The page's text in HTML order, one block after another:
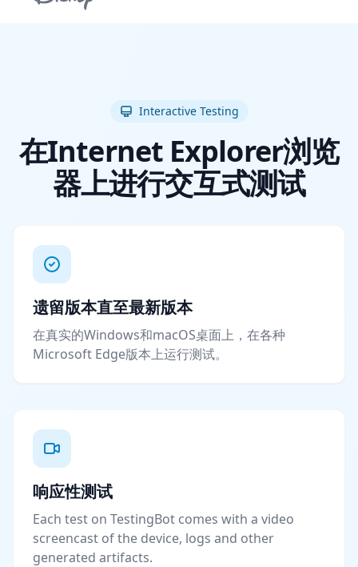
Interactive Testing
在Internet Explorer浏览
器上进行交互式测试
遗留版本直至最新版本
在真实的Windows和macOS桌面上，在各种
Microsoft Edge版本上运行测试。
响应性测试
Each test on TestingBot comes with a video
screencast of the device, logs and other
generated artifacts.